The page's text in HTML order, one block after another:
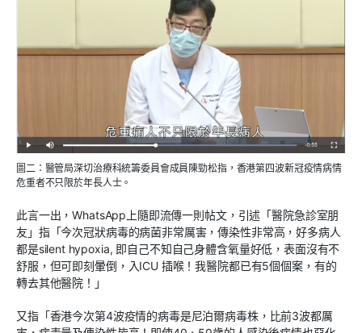
圖二：醫管局深切治療科統籌委員會成員陳勁松指，香港第四波新冠疫情病情
危重者不只限於年長人士。
此言一出，WhatsApp上隨即流傳一則帖文，引述「醫院急診室朋
友」指「今次冠狀病毒的病菌非常厲害，傳染性非常高，好多病人
都是silent hypoxia, 即自己不知自己身體含氧量好低，表面沒有不
舒服，但可即刻暈倒，入ICU 插喉！我醫院都已有5個個案，有的
轉去其他醫院！」
又指「香港今次第4波疫情的病毒是尼泊爾病毒株，比前3波都厲